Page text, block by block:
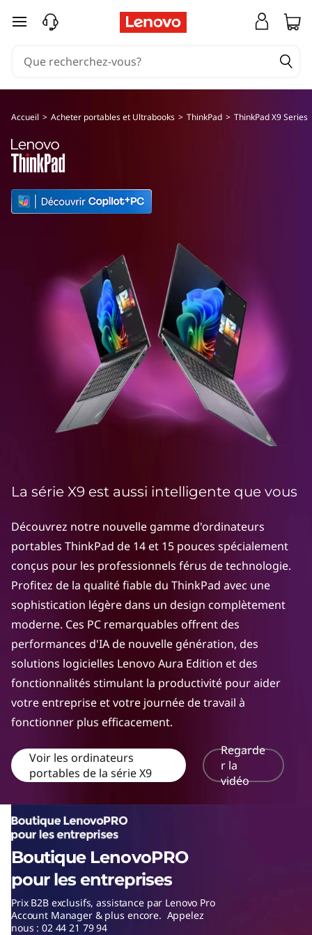
e
T
h
p
o
a
b
e
p
o
e
passer au contenu principal
Accueil > Acheter portables et Ultrabooks > ThinkPad > ThinkPad X9 Series
La série X9 est aussi intelligente que vous
Découvrez notre nouvelle gamme d'ordinateurs
portables ThinkPad de 14 et 15 pouces spécialement
conçus pour les professionnels férus de technologie.
Profitez de la qualité fiable du ThinkPad avec une
sophistication légère dans un design complètement
moderne. Ces PC remarquables offrent des
performances d'IA de nouvelle génération, des
solutions logicielles Lenovo Aura Edition et des
fonctionnalités stimulant la productivité pour aider
votre entreprise et votre journée de travail à
fonctionner plus efficacement.
Voir les ordinateurs
portables de la série X9
Regarde
r la
vidéo
Boutique LenovoPRO
pour les entreprises
Prix B2B exclusifs, assistance par Lenovo Pro
Account Manager & plus encore. Appelez
nous : 02 44 21 79 94